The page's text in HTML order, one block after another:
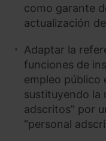
como garante
actualización
Adaptar la
funciones de
empleo público
sustituyendo la
adscritos” por
“personal